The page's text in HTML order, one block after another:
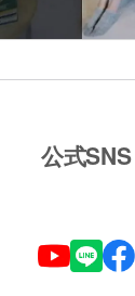
公式SNS